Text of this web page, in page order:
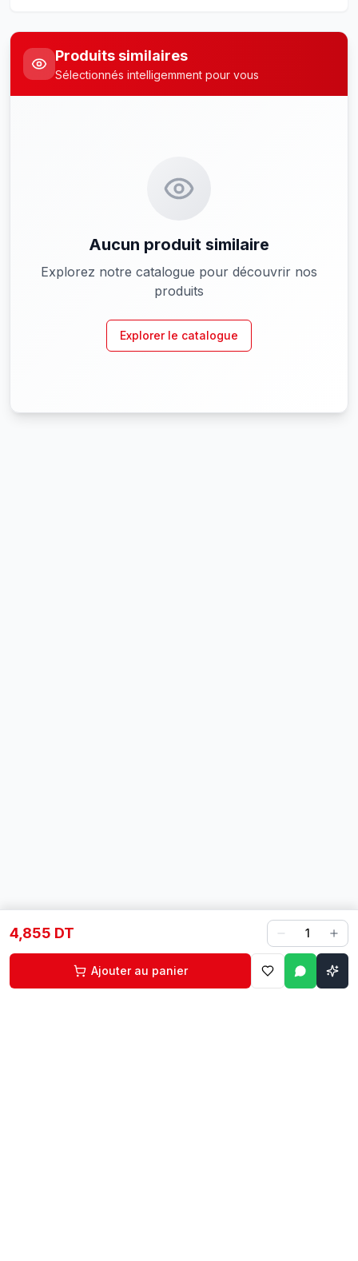
Produits similaires
Sélectionnés intelligemment pour vous
Aucun produit similaire
Explorez notre catalogue pour découvrir nos
produits
Explorer le catalogue
4,855 DT 1
Ajouter au panier